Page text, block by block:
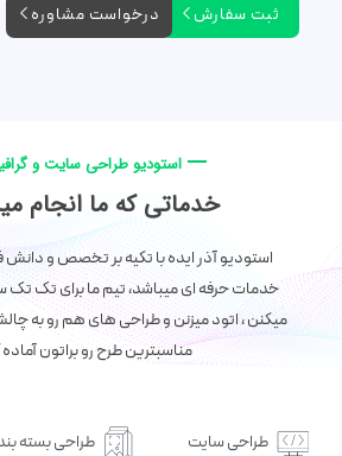
ثبت سفارش
درخواست مشاوره
استودیو طراحی سایت و
خدماتی که ما انجام
استودیو آذر ایده با تکیه بر تخصص و دانش
خدمات حرفه ای میباشد، تیم ما برای تک
میکنن ، اتود میزنن و طراحی های هم رو به
مناسبترین طرح رو براتون
طراحی سایت
طراحی بسته